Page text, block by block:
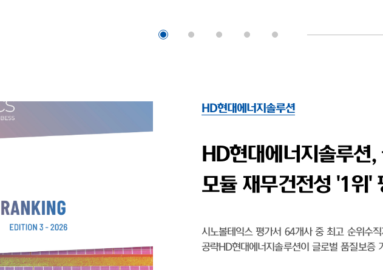
HD현대에너지솔루션
HD현대엔솔, 출범 후
'…태양광 영토 확장
HD현대엔솔, 출범 후 첫 신용등급 'A-'…태양
영업익 1077% 상승 미국 OBBBA 수혜·비중국 공급망